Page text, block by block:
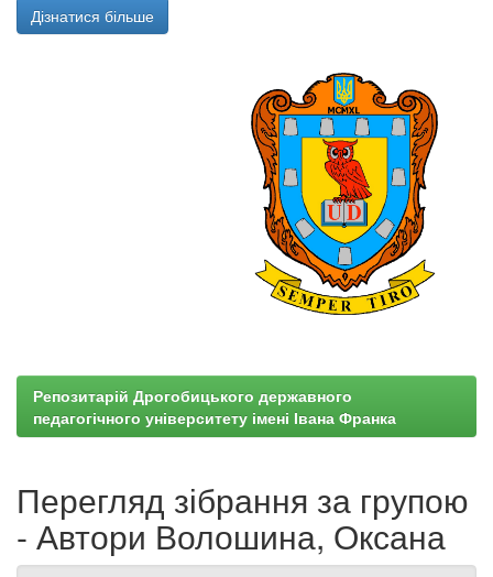
Дізнатися більше
Репозитарій Дрогобицького державного
педагогічного університету імені Івана Франка
Перегляд зібрання за групою
- Автори Волошина, Оксана